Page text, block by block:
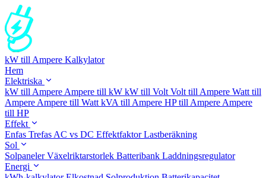
kW till Ampere Kalkylator
Hem
Elektriska
kW till Ampere Ampere till kW kW till Volt Volt till Ampere Watt till
Ampere Ampere till Watt kVA till Ampere HP till Ampere Ampere
till HP
Effekt
Enfas Trefas AC vs DC EffektfaktorLastberäkning
Sol
SolpanelerVäxelriktarstorlek Batteribank Laddningsregulator
Energi